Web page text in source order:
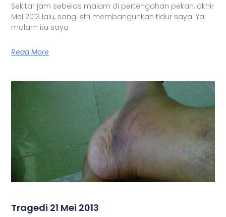
Sekitar jam sebelas malam di pertengahan pekan, akhir
Mei 2013 lalu, sang istri membangunkan tidur saya. Ya
malam itu saya
Read More
Tragedi 21 Mei 2013